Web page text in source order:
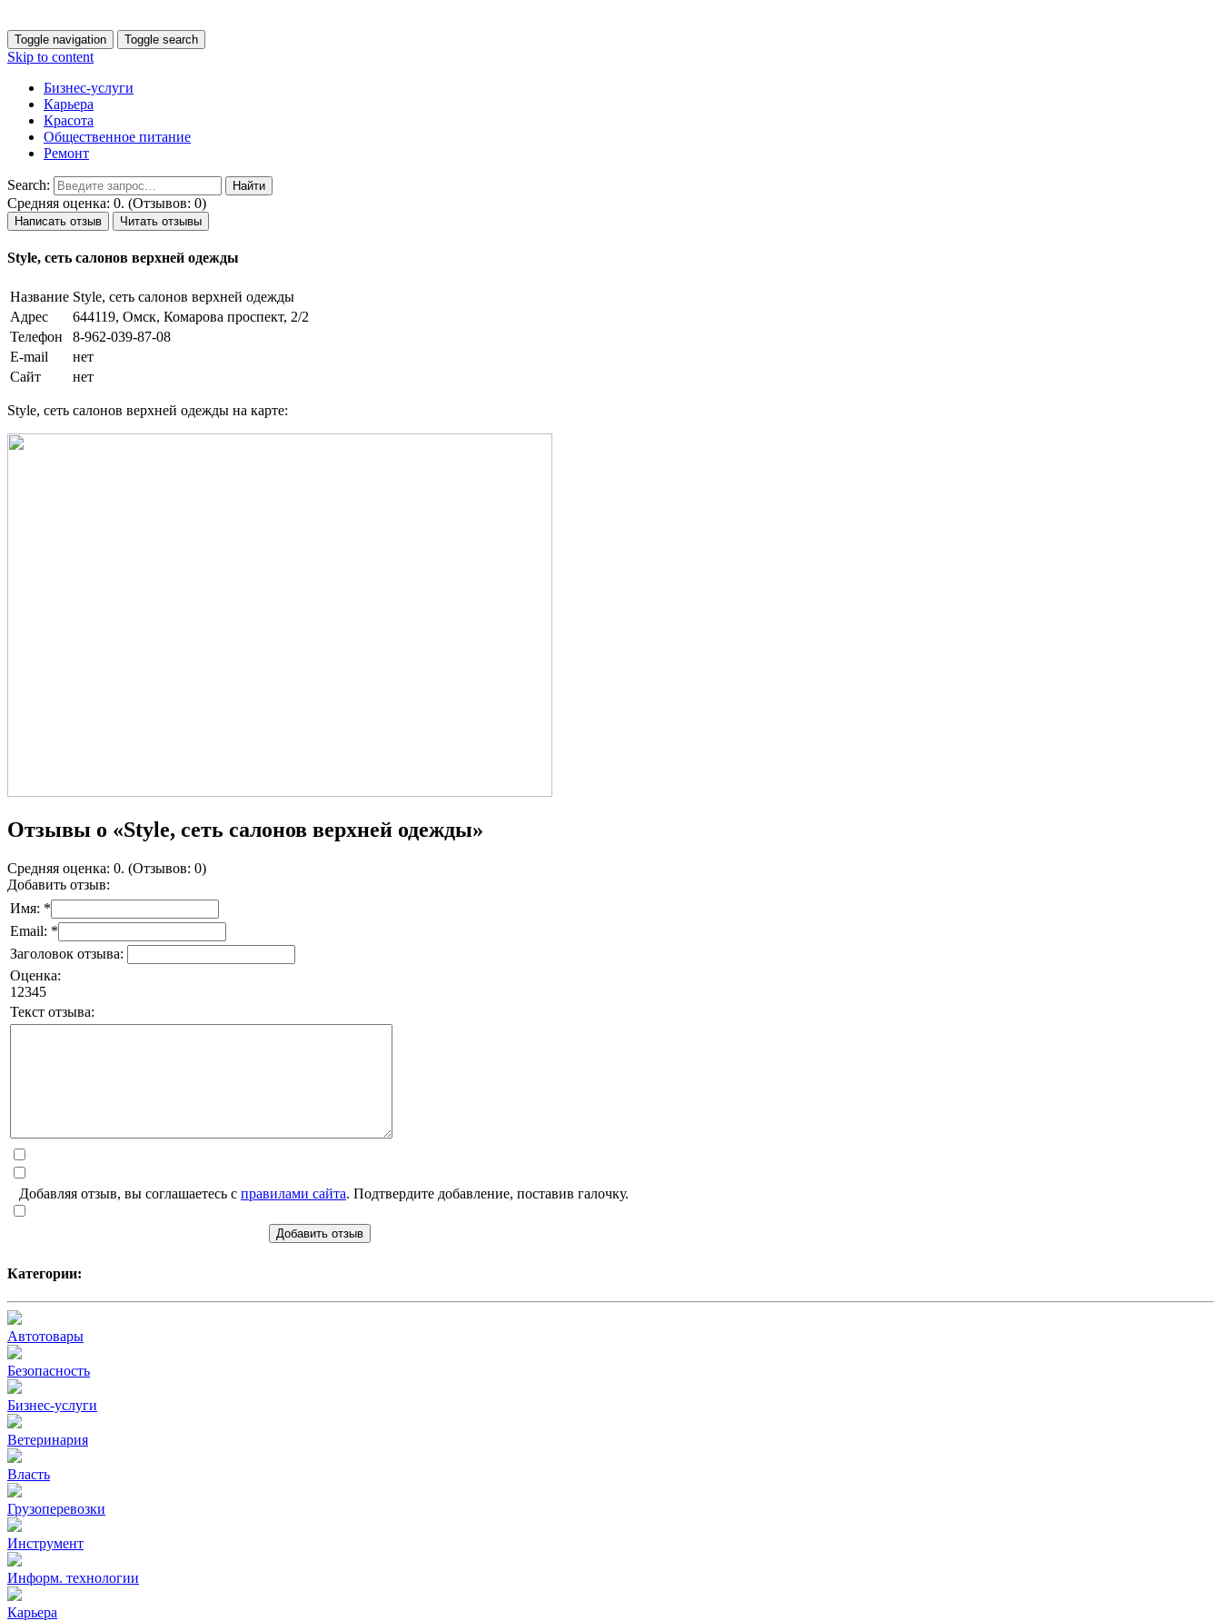
Toggle navigation Toggle search
Skip to content
Бизнес-услуги
Карьера
Красота
Общественное питание
Ремонт
Search:
Средняя оценка: 0. (Отзывов: 0)
Написать отзыв Читать отзывы
Style, сеть салонов верхней одежды
Название Style, сеть салонов верхней одежды
Адрес
644119, Омск, Комарова проспект, 2/2
Телефон
8-962-039-87-08
E-mail
нет
Сайт
нет
Style, сеть салонов верхней одежды на карте:
Отзывы о «Style, сеть салонов верхней одежды»
Средняя оценка: 0. (Отзывов: 0)
Добавить отзыв:
Имя: *
Email: *
Заголовок отзыва:
Оценка:
1 2345
Текст отзыва:
Добавляя отзыв, вы соглашаетесь с правилами сайта. Подтвердите добавление, поставив галочку.
Добавить отзыв
Категории:
Автотовары
Безопасность
Бизнес-услуги
Ветеринария
Власть
Грузоперевозки
Инструмент
Информ. технологии
Карьера